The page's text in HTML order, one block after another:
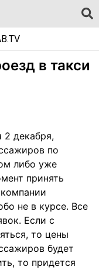
в такси
2 декабря,
по
либо уже
принять
не в курсе. Все
Если с
то цены
будет
то придется